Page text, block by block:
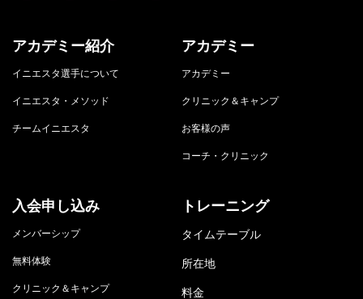
アカデミー紹介
イニエスタ選手について
イニエスタ・メソッド
チームイニエスタ
アカデミー
アカデミー
クリニック＆キャンプ
お客様の声
コーチ・クリニック
入会申し込み
メンバーシップ
無料体験
クリニック＆キャンプ
トレーニング
タイムテーブル
所在地
料金